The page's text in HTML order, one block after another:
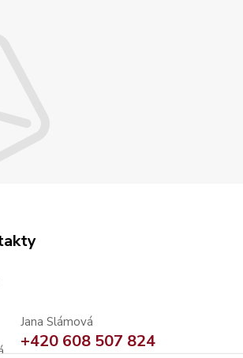
Jana Slámová
+420 608 507 824